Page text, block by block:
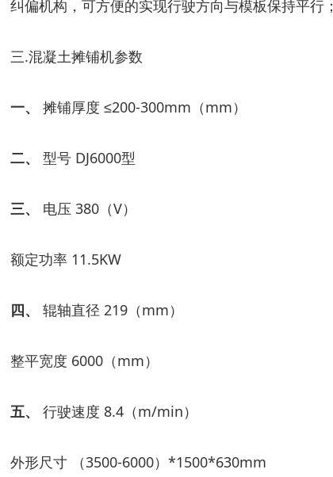
纠偏机构，可方便的实现行驶方向与模板保持平行；
三.混凝土摊铺机参数
一、 摊铺厚度 ≤200-300mm （mm）
二、 型号 DJ6000型
三、 电压 380 （V）
额定功率 11.5KW
四、 辊轴直径 219 （mm）
整平宽度 6000 （mm）
五、 行驶速度 8.4 （m/min）
外形尺寸 （3500-6000） *1500*630mm